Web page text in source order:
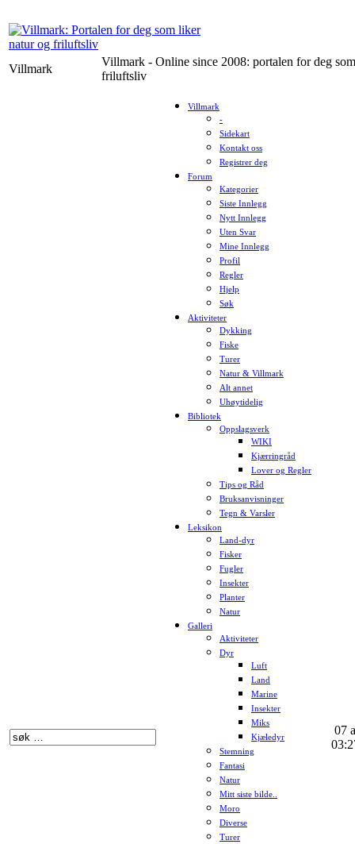
Villmark
Villmark - Online since 2008: portalen for deg
friluftsliv
Villmark
-
Sidekart
Kontakt oss
Registrer deg
Forum
Kategorier
Siste Innlegg
Nytt Innlegg
Uten Svar
Mine Innlegg
Profil
Regler
Hjelp
Søk
Aktiviteter
Dykking
Fiske
Turer
Natur & Villmark
Alt annet
Uhøytidelig
Bibliotek
Oppslagsverk
WIKI
Kjærringråd
Lover og Regler
Tips og Råd
Bruksanvisninger
Tegn & Varsler
Leksikon
Land-dyr
Fisker
Fugler
Insekter
Planter
Natur
Galleri
Aktiviteter
Dyr
Luft
Land
Marine
Insekter
Miks
Kjæledyr
Stemning
Fantasi
Natur
Mitt siste bilde..
Moro
Diverse
Turer
07